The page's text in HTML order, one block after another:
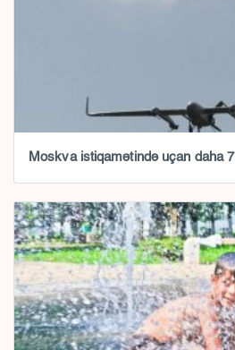
Moskva istiqamətində uçan daha